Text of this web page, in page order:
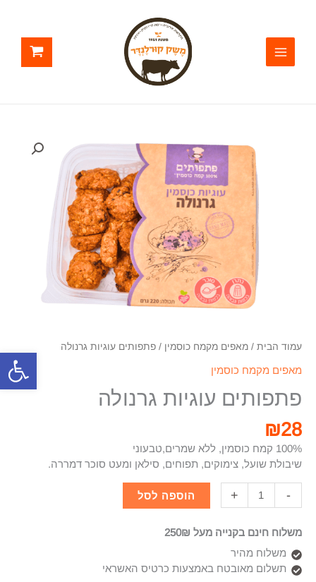
פתח עמוד הבית / מאפים מקמח כוסמין / פתפותים עוגיות גרנולה
מאפים מקמח כוסמין
פתפותים עוגיות גרנולה
₪28
100% קמח כוסמין, ללא שמרים,טבעוני
שיבולת שועל, צימוקים, תפוחים, סילאן ומעט סוכר דמררה.
-
+ הוספה לסל
משלוח חינם בקנייה מעל 250₪
משלוח מהיר
תשלום מאובטח באמצעות כרטיס האשראי